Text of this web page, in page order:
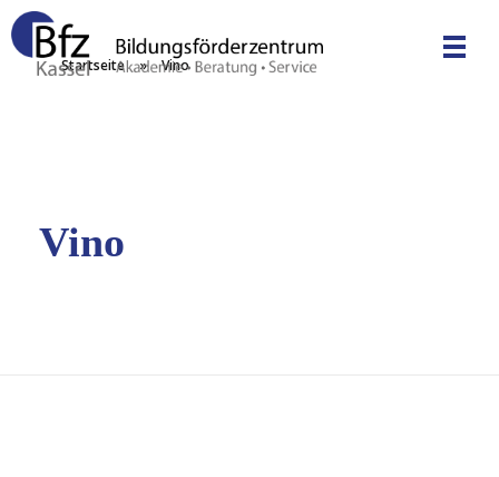
Startseite » Vino
Vino